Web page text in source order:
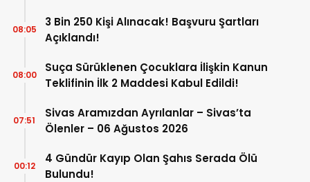
3 Bin 250 Kişi Alınacak! Başvuru Şartları
Açıklandı!
08:05
Suça Sürüklenen Çocuklara İlişkin Kanun
Teklifinin İlk 2 Maddesi Kabul Edildi!
08:00
Sivas Aramızdan Ayrılanlar – Sivas’ta
Ölenler – 06 Ağustos 2026
07:51
4 Gündür Kayıp Olan Şahıs Serada Ölü
Bulundu!
00:12